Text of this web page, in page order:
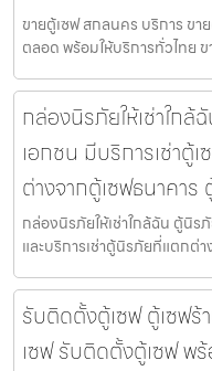
ขายตู้เซฟ สกลนคร บริการ ข
ตลอด พร้อมให้บริการทั่วไทย
กล่องนิรภัยให้เช่าใก
เอกชน มีบริการเช่าตู้
ต่างจากตู้เซฟธนาคาร
กล่องนิรภัยให้เช่าใกล้ฉัน ตู้นิร
และบริการเช่าตู้นิรภัยที่แตกต่
รับติดตั้งตู้เซฟ ตู้เซฟ
เซฟ รับติดตั้งตู้เซฟ พ